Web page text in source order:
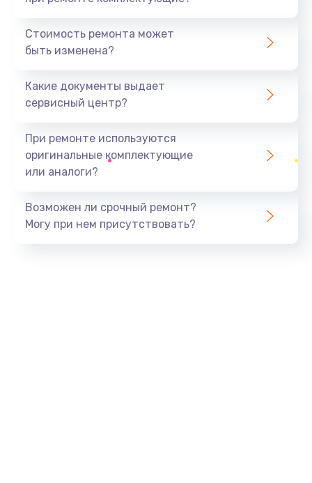
1440 руб.
Ремонт южного моста
Замена батарейки BIOS
Заказать
Стоимость ремонта может
быть изменена?
Какие документы выдает
сервисный центр?
При ремонте используются
оригинальные комплектующие
или аналоги?
Возможен ли срочный ремонт?
Могу при нем присутствовать?